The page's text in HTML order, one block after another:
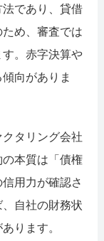
であり、貸借
め、審査では
。赤字決算や
向がありま
タリング会社
本質は「債権
用力が確認さ
自社の財務状
ります。